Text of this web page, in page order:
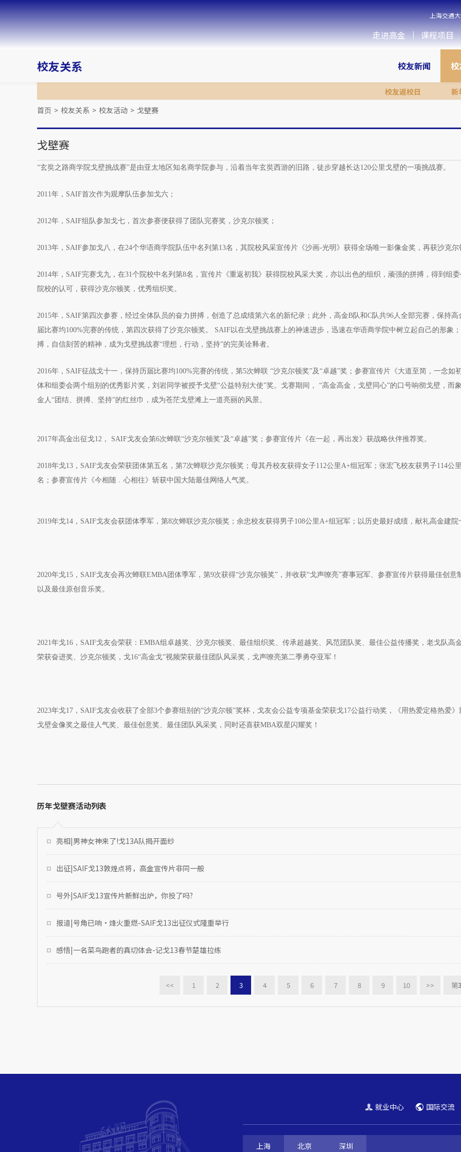
上海交通
走进高金 课程项目
校友关系 校友新闻 校
校友返校日 新
首页 > 校友关系 > 校友活动 > 戈壁赛
戈壁赛
“玄奘之路商学院戈壁挑战赛”是由亚太地区知名商学院参与，沿着当年玄奘西游的旧路，徒步穿越长达120公里戈壁的一项挑战赛。
2011年，SAIF首次作为观摩队伍参加戈六；
2012年，SAIF组队参加戈七，首次参赛便获得了团队完赛奖，沙克尔顿奖；
2013年，SAIF参加戈八，在24个华语商学院队伍中名列第13名，其院校风采宣传片《沙画-光明》获得全场唯一影像金奖，再获沙克尔
2014年，SAIF完赛戈九，在31个院校中名列第8名，宣传片《重返初我》获得院校风采大奖，亦以出色的组织，顽强的拼搏，得到组
院校的认可，获得沙克尔顿奖，优秀组织奖。
2015年，SAIF第四次参赛，经过全体队员的奋力拼搏，创造了总成绩第六名的新纪录；此外，高金B队和C队共96人全部完赛，保持高
届比赛均100%完赛的传统，第四次获得了沙克尔顿奖。 SAIF以在戈壁挑战赛上的神速进步，迅速在华语商学院中树立起自己的形象
搏，自信刻苦的精神，成为戈壁挑战赛“理想，行动，坚持”的完美诠释者。
2016年，SAIF征战戈十一，保持历届比赛均100%完赛的传统，第5次蝉联 “沙克尔顿奖”及“卓越”奖；参赛宣传片《大道至简，一念如
体和组委会两个组别的优秀影片奖，刘岩同学被授予戈壁“公益特别大使”奖。戈赛期间， “高金高金，戈壁同心”的口号响彻戈壁，而
金人“团结、拼搏、坚持”的红丝巾，成为苍茫戈壁滩上一道亮丽的风景。
2017年高金出征戈12， SAIF戈友会第6次蝉联“沙克尔顿奖”及“卓越”奖；参赛宣传片《在一起，再出发》获战略伙伴推荐奖。
2018年戈13，SAIF戈友会荣获团体第五名，第7次蝉联沙克尔顿奖；母其丹校友获得女子112公里A+组冠军；张宏飞校友获男子114公
名；参赛宣传片《今相随﹒心相往》斩获中国大陆最佳网络人气奖。
2019年戈14，SAIF戈友会获团体季军，第8次蝉联沙克尔顿奖；余忠校友获得男子108公里A+组冠军；以历史最好成绩，献礼高金建院
2020年戈15，SAIF戈友会再次蝉联EMBA团体季军，第9次获得“沙克尔顿奖”，并收获“戈声嘹亮”赛事冠军、参赛宣传片获得最佳创意
以及最佳原创音乐奖。
2021年戈16，SAIF戈友会荣获：EMBA组卓越奖、沙克尔顿奖、最佳组织奖、传承超越奖、风范团队奖、最佳公益传播奖，老戈队高
荣获奋进奖、沙克尔顿奖，戈16“高金戈”视频荣获最佳团队风采奖，戈声嘹亮第二季勇夺亚军！
2023年戈17，SAIF戈友会收获了全部3个参赛组别的“沙克尔顿”奖杯，戈友会公益专项基金荣获戈17公益行动奖，《用热爱定格热爱
戈壁金像奖之最佳人气奖、最佳创意奖、最佳团队风采奖，同时还喜获MBA双星闪耀奖！
历年戈壁赛活动列表
亮相|男神女神来了!戈13A队揭开面纱
出征|SAIF戈13敦煌点将，高金宣传片非同一般
号外|SAIF戈13宣传片新鲜出炉，你投了吗?
报道|号角已响·烽火重燃-SAIF戈13出征仪式隆重举行
感悟|一名菜鸟跑者的真切体会-记戈13春节楚雄拉练
<< 1 2 3 4 5 6 7 8 9 10 >> 第3
就业中心 国际交流
上海 北京 深圳